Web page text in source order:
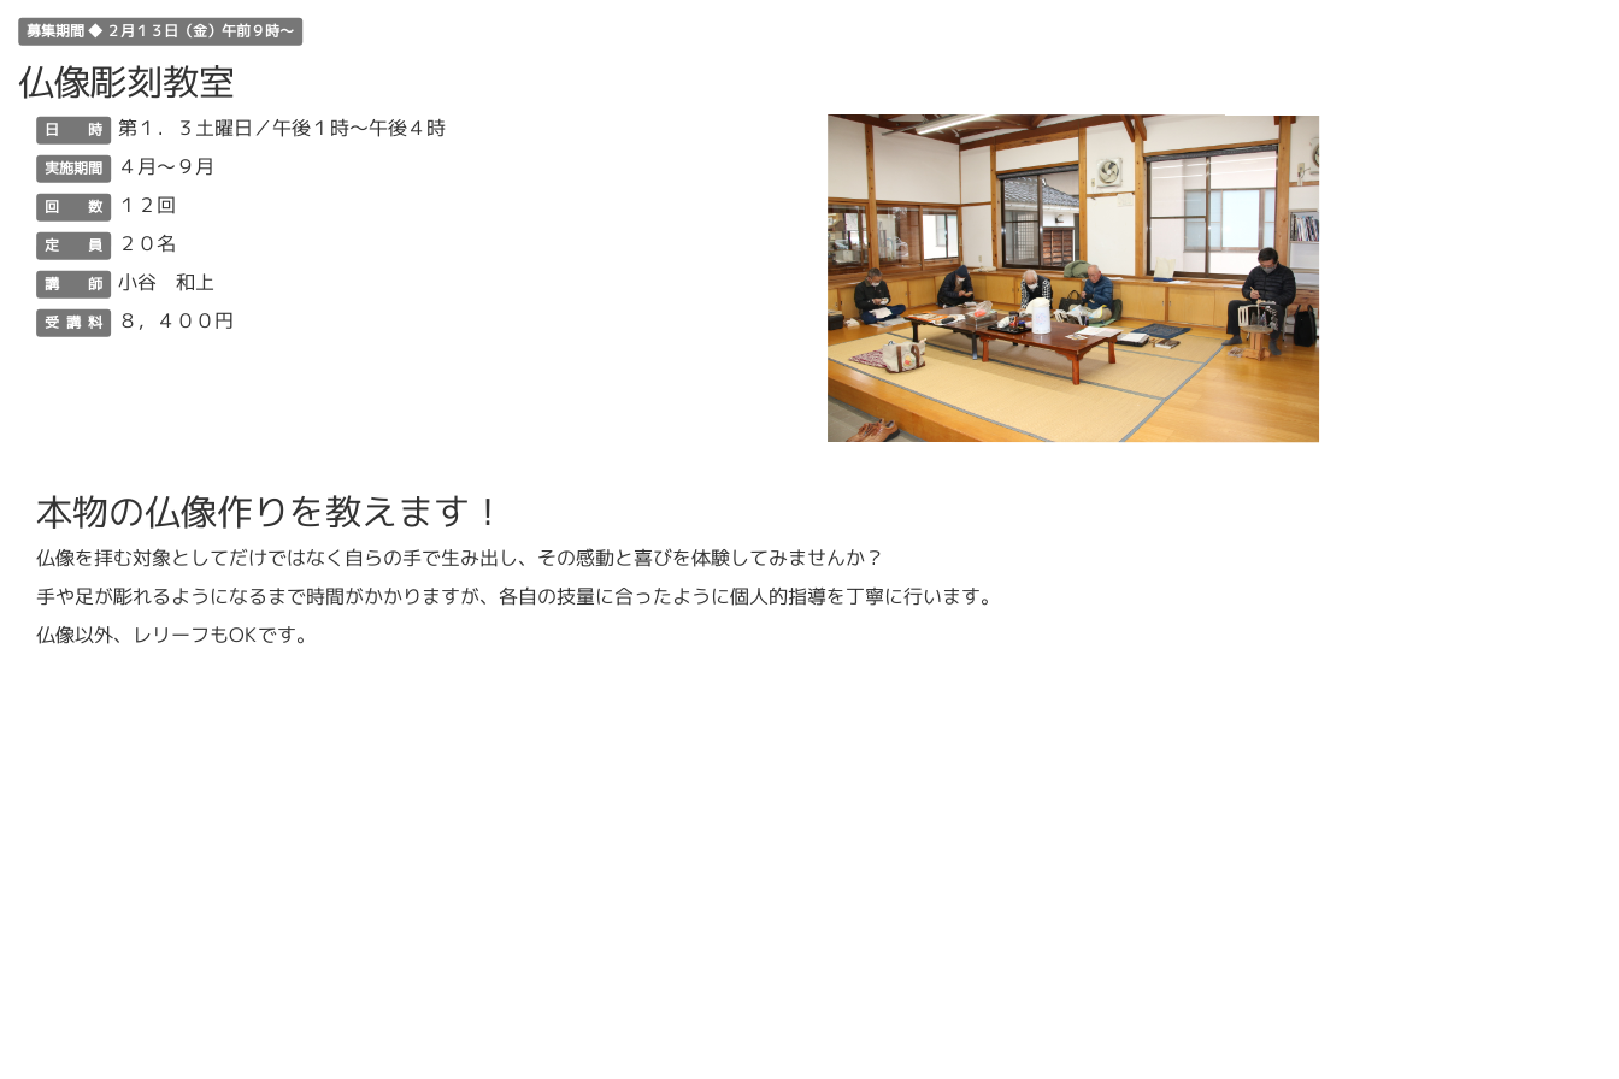
募集期間 ◆ ２月１３日（金）午前９時～
仏像彫刻教室
日 時 第１．３土曜日／午後１時～午後４時
実施期間 ４月～９月
回 数 １２回
定 員 ２０名
講 師 小谷 和上
受 講 料 ８，４００円
本物の仏像作りを教えます！
仏像を拝む対象としてだけではなく自らの手で生み出し、その感動と喜びを体験してみませんか？
手や足が彫れるようになるまで時間がかかりますが、各自の技量に合ったように個人的指導を丁寧に行います。
仏像以外、レリーフもOKです。